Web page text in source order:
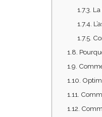
1.7.3. La
1.7.4.
1.7.5.
1.8.
1.9.
1.10.
1.11.
1.12.